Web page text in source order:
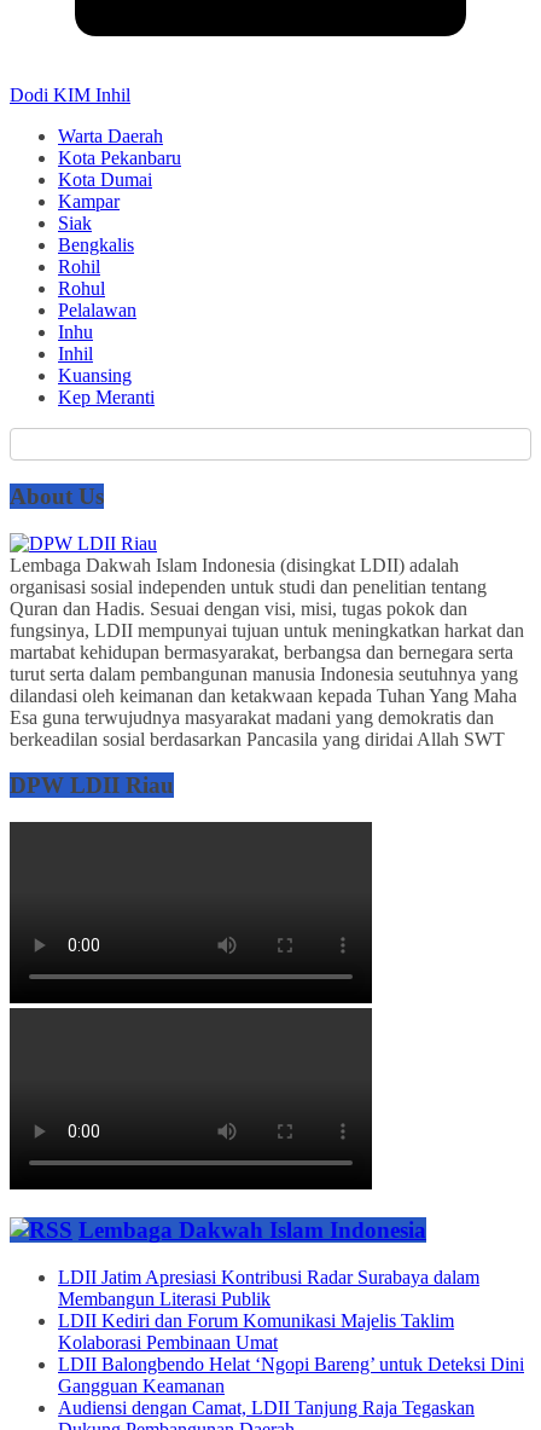
Dodi KIM Inhil
Warta Daerah
Kota Pekanbaru
Kota Dumai
Kampar
Siak
Bengkalis
Rohil
Rohul
Pelalawan
Inhu
Inhil
Kuansing
Kep Meranti
About Us
Lembaga Dakwah Islam Indonesia (disingkat LDII) adalah
organisasi sosial independen untuk studi dan penelitian tentang
Quran dan Hadis. Sesuai dengan visi, misi, tugas pokok dan
fungsinya, LDII mempunyai tujuan untuk meningkatkan harkat dan
martabat kehidupan bermasyarakat, berbangsa dan bernegara serta
turut serta dalam pembangunan manusia Indonesia seutuhnya yang
dilandasi oleh keimanan dan ketakwaan kepada Tuhan Yang Maha
Esa guna terwujudnya masyarakat madani yang demokratis dan
berkeadilan sosial berdasarkan Pancasila yang diridai Allah SWT
DPW LDII Riau
Lembaga Dakwah Islam Indonesia
LDII Jatim Apresiasi Kontribusi Radar Surabaya dalam
Membangun Literasi Publik
LDII Kediri dan Forum Komunikasi Majelis Taklim
Kolaborasi Pembinaan Umat
LDII Balongbendo Helat ‘Ngopi Bareng’ untuk Deteksi Dini
Gangguan Keamanan
Audiensi dengan Camat, LDII Tanjung Raja Tegaskan